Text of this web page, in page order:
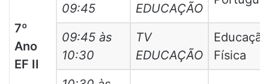
7º
Ano
EF II
09:45
EDUCAÇÃO
09:45 às
10:30
TV
EDUCAÇÃO
Educação
Física